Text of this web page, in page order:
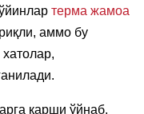
терма жамоа
аммо бу
қарши ўйнаб,